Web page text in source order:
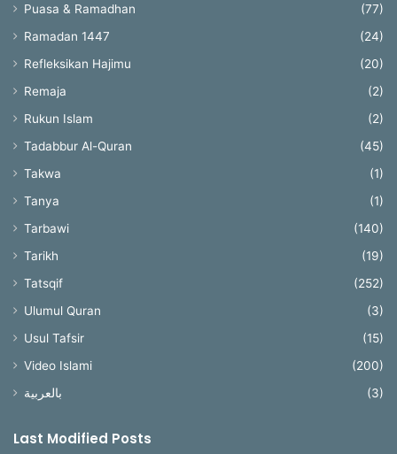
Puasa & Ramadhan
(77)
Ramadan 1447
(24)
Refleksikan Hajimu
(20)
Remaja
(2)
Rukun Islam
(2)
Tadabbur Al-Quran
(45)
Takwa
(1)
Tanya
(1)
Tarbawi
(140)
Tarikh
(19)
Tatsqif
(252)
Ulumul Quran
(3)
Usul Tafsir
(15)
Video Islami
(200)
بالعربية
(3)
Last Modified Posts